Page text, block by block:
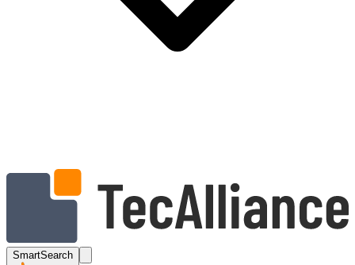
SmartSearch